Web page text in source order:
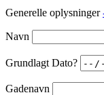
Generelle oplysninger
Navn
Grundlagt Dato?
Gadenavn